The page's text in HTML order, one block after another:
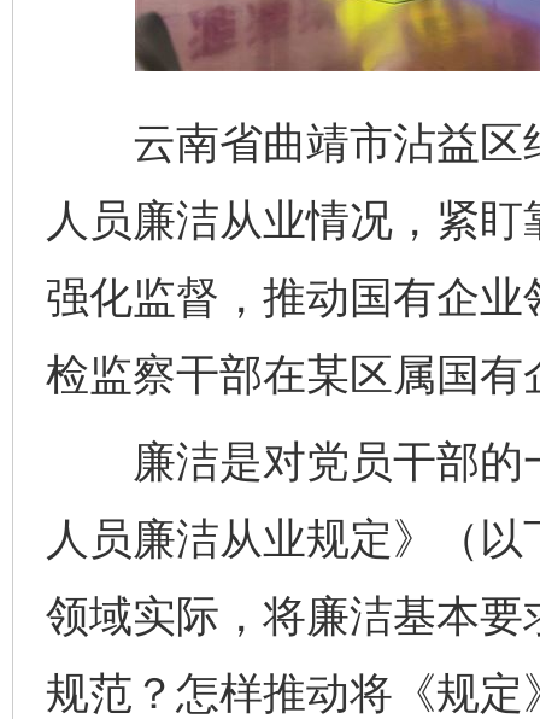
云南省曲靖市沾益区
人员廉洁从业情况，紧
强化监督，推动国有企
检监察干部在某区属国
廉洁是对党员干部的
人员廉洁从业规定》（
领域实际，将廉洁基本
规范？怎样推动将《规